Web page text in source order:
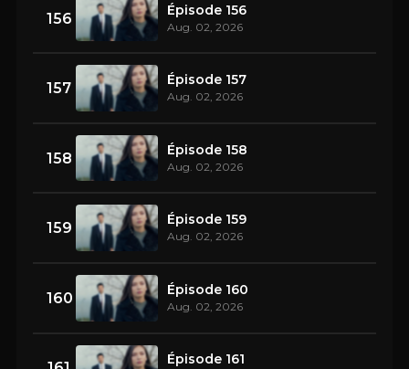
156 Épisode 156
Aug. 02, 2026
157 Épisode 157
Aug. 02, 2026
158 Épisode 158
Aug. 02, 2026
159 Épisode 159
Aug. 02, 2026
160 Épisode 160
Aug. 02, 2026
Épisode 161